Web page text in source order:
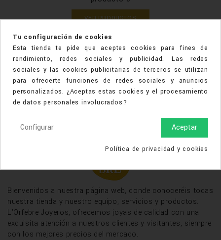
VER PRODUCTOS
TIENDA 
Bienvenidos a nuestra página web, donde conoceréis todas
nuestra tienda y nuestro equipo, servicios y productos.
L'Orfebre Joyeros, ofrecemos joyas de calidad con una
exquisita atención a nuestros clientes y visitantes, siempre
con los mejores precios del mercado.
Tu configuración de cookies
Esta tienda te pide que aceptes cookies para fines de
rendimiento, redes sociales y publicidad. Las redes
sociales y las cookies publicitarias de terceros se utilizan
para ofrecerte funciones de redes sociales y anuncios
personalizados. ¿Aceptas estas cookies y el procesamiento
de datos personales involucrados?
Aceptar
Configurar
Política de privacidad y cookies